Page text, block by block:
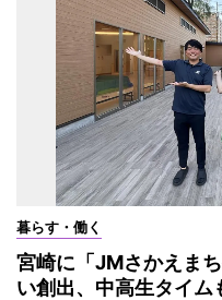
暮らす・働く
宮崎に「JMさかえま
い創出、中高生タイム